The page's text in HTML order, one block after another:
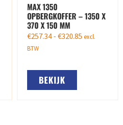
MAX 1350
OPBERGKOFFER – 1350 X
370 X 150 MM
€257.34 - €320.85 excl.
BTW
BEKIJK